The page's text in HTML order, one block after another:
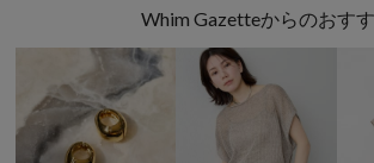
Whim Gazetteからのおす